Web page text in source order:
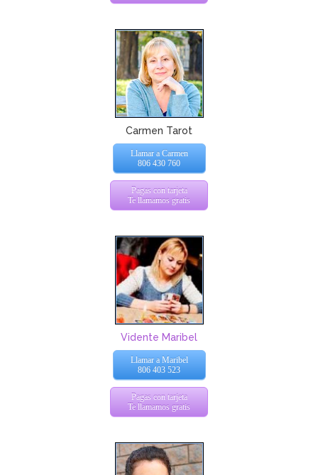
Carmen Tarot
Llamar a Carmen
806 430 760
Pagas con tarjeta
Te llamamos gratis
Vidente Maribel
Llamar a Maribel
806 403 523
Pagas con tarjeta
Te llamamos gratis